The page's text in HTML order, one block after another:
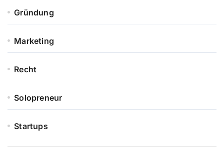
Gründung
Marketing
Recht
Solopreneur
Startups